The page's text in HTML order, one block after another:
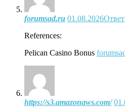
forumsad.ru 01.08.2026Ответ
References:
Pelican Casino Bonus
https://s3.amazonaws.com/